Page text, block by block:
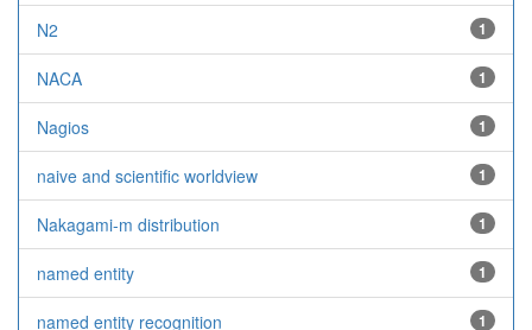
N2 1
NACA 1
Nagios 1
naive and scientific worldview 1
Nakagami-m distribution 1
named entity 1
named entity recognition 1